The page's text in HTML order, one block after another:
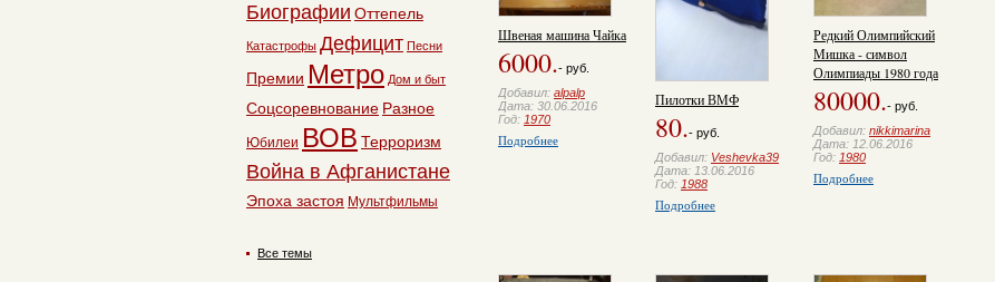
Швеная машина Чайка
6000.- руб.
Добавил: alpalp
Дата: 30.06.2016
Год: 1970
Подробнее
Пилотки ВМФ
80.- руб.
Добавил: Veshevka39
Дата: 13.06.2016
Год: 1988
Подробнее
Редкий Олимпийский
Мишка - символ
Олимпиады 1980 года
80000.- руб.
Добавил: nikkimarina
Дата: 12.06.2016
Год: 1980
Подробнее
Биографии Оттепель
Катастрофы Дефицит Песни
Премии Метро Дом и быт
Соцсоревнование Разное
Юбилеи ВОВ Терроризм
Война в Афганистане
Эпоха застоя Мультфильмы
Все темы